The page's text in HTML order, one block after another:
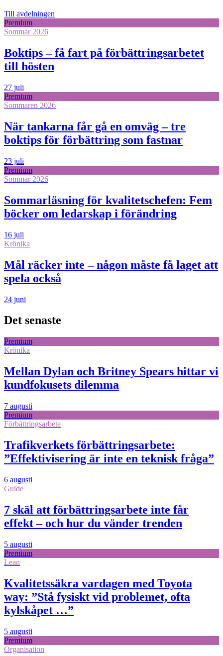
Till avdelningen
Premium
Sommar 2026
Boktips – få fart på förbättringsarbetet
till hösten
27 juli
Premium
Sommaren 2026
När tankarna får gå en omväg – tre
boktips för förbättring som fastnar
23 juli
Premium
Sommar 2026
Sommarläsning för kvalitetschefen: Fem
böcker om ledarskap i förändring
16 juli
Krönika
Mål räcker inte – någon måste få laget att
spela också
24 juni
Det senaste
Premium
Krönika
Mellan Dylan och Britney Spears hittar vi
kundfokusets dilemma
7 augusti
Premium
Förbättringsarbete
Trafikverkets förbättringsarbete:
”Effektivisering är inte en teknisk fråga”
6 augusti
Guide
7 skäl att förbättringsarbete inte får
effekt – och hur du vänder trenden
5 augusti
Premium
Lean
Kvalitetssäkra vardagen med Toyota
way: ”Stå fysiskt vid problemet, ofta
kylskåpet …”
5 augusti
Premium
Organisation